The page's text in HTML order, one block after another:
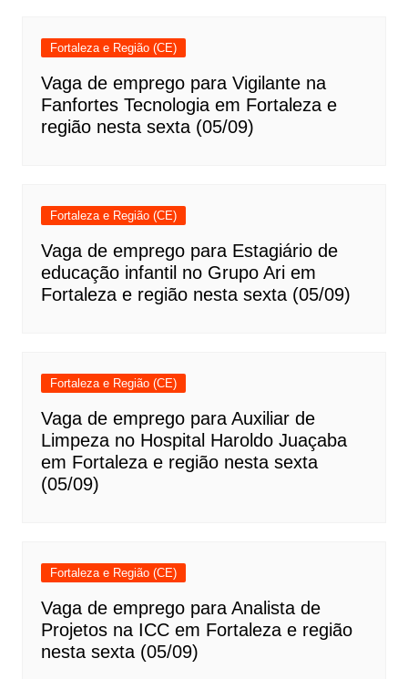
Fortaleza e Região (CE)
Vaga de emprego para Vigilante na
Fanfortes Tecnologia em Fortaleza e
região nesta sexta (05/09)
Fortaleza e Região (CE)
Vaga de emprego para Estagiário de
educação infantil no Grupo Ari em
Fortaleza e região nesta sexta (05/09)
Fortaleza e Região (CE)
Vaga de emprego para Auxiliar de
Limpeza no Hospital Haroldo Juaçaba
em Fortaleza e região nesta sexta
(05/09)
Fortaleza e Região (CE)
Vaga de emprego para Analista de
Projetos na ICC em Fortaleza e região
nesta sexta (05/09)